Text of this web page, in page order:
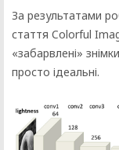
За результатами
стаття Colorful
«забарвлені»
просто ідеальні.